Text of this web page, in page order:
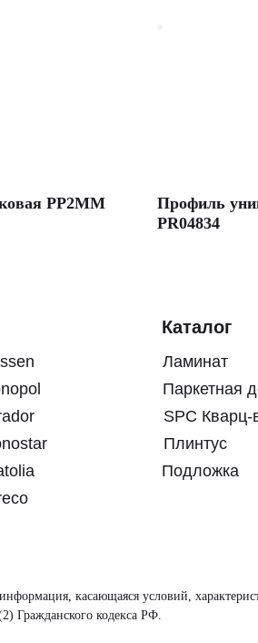
PP2MM
Профиль
PR04834
Каталог
Ламинат
Паркетная
SPC Кварц-
Плинтус
Подложка
касающаяся условий,
Гражданского кодекса РФ.